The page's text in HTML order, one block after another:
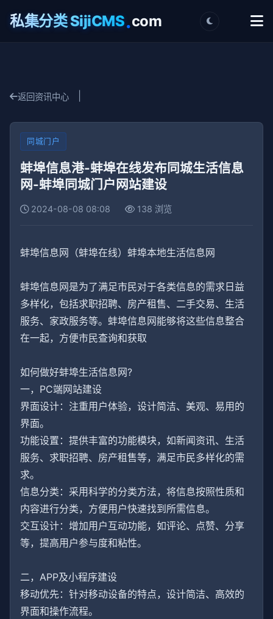
私集分类 SijiCMS.com
返回资讯中心
同城门户
蚌埠信息港-蚌埠在线发布同城生活信息
网-蚌埠同城门户网站建设
2024-08-08 08:08 138 浏览
蚌埠信息网（蚌埠在线）蚌埠本地生活信息网
蚌埠信息网是为了满足市民对于各类信息的需求日益
多样化，包括求职招聘、房产租售、二手交易、生活
服务、家政服务等。蚌埠信息网能够将这些信息整合
在一起，方便市民查询和获取
如何做好蚌埠生活信息网?
一，PC端网站建设
界面设计：注重用户体验，设计简洁、美观、易用的
界面。
功能设置：提供丰富的功能模块，如新闻资讯、生活
服务、求职招聘、房产租售等，满足市民多样化的需
求。
信息分类：采用科学的分类方法，将信息按照性质和
内容进行分类，方便用户快速找到所需信息。
交互设计：增加用户互动功能，如评论、点赞、分享
等，提高用户参与度和粘性。
二，APP及小程序建设
移动优先：针对移动设备的特点，设计简洁、高效的
界面和操作流程。